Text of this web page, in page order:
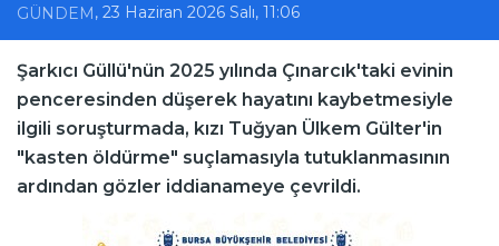
GÜNDEM , 23 Haziran 2026 Salı, 11:06
Şarkıcı Güllü'nün 2025 yılında Çınarcık'taki evinin
penceresinden düşerek hayatını kaybetmesiyle
ilgili soruşturmada, kızı Tuğyan Ülkem Gülter'in
"kasten öldürme" suçlamasıyla tutuklanmasının
ardından gözler iddianameye çevrildi.